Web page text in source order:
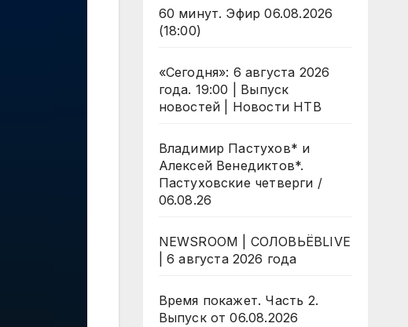
60 минут. Эфир 06.08.2026
(18:00)
«Сегодня»: 6 августа 2026
года. 19:00 | Выпуск
новостей | Новости НТВ
Владимир Пастухов* и
Алексей Венедиктов*.
Пастуховские четверги /
06.08.26
NEWSROOM | СОЛОВЬЁВLIVE
| 6 августа 2026 года
Время покажет. Часть 2.
Выпуск от 06.08.2026